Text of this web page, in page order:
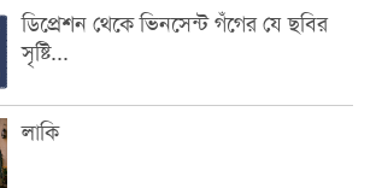
ডিপ্রেশন থেকে ভিনসেন্ট গঁগের যে ছবির
সৃষ্টি...
লাকি